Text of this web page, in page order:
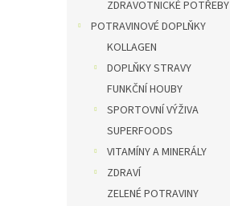
ZDRAVOTNICKÉ POTŘEBY
POTRAVINOVÉ DOPLŇKY
KOLLAGEN
DOPLŇKY STRAVY
FUNKČNÍ HOUBY
SPORTOVNÍ VÝŽIVA
SUPERFOODS
VITAMÍNY A MINERÁLY
ZDRAVÍ
ZELENÉ POTRAVINY